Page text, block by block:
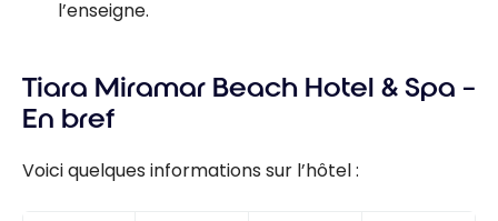
l’enseigne.
Tiara Miramar Beach Hotel & Spa –
En bref
Voici quelques informations sur l’hôtel :